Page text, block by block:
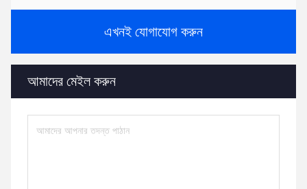
এখনই যোগাযোগ করুন
আমাদের মেইল ​​করুন